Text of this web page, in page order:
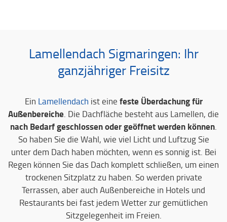
Lamellendach Sigmaringen: Ihr
ganzjähriger Freisitz
Ein Lamellendach ist eine feste Überdachung für
Außenbereiche. Die Dachfläche besteht aus Lamellen, die
nach Bedarf geschlossen oder geöffnet werden können.
So haben Sie die Wahl, wie viel Licht und Luftzug Sie
unter dem Dach haben möchten, wenn es sonnig ist. Bei
Regen können Sie das Dach komplett schließen, um einen
trockenen Sitzplatz zu haben. So werden private
Terrassen, aber auch Außenbereiche in Hotels und
Restaurants bei fast jedem Wetter zur gemütlichen
Sitzgelegenheit im Freien.